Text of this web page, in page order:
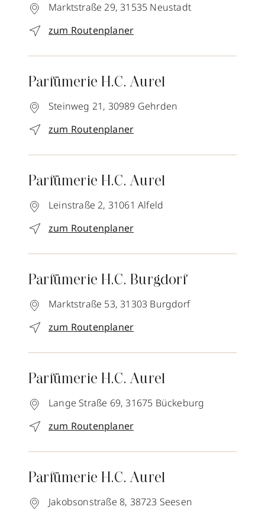
Marktstraße 29, 31535 Neustadt
zum Routenplaner
Parfümerie H.C. Aurel
Steinweg 21, 30989 Gehrden
zum Routenplaner
Parfümerie H.C. Aurel
Leinstraße 2, 31061 Alfeld
zum Routenplaner
Parfümerie H.C. Burgdorf
Marktstraße 53, 31303 Burgdorf
zum Routenplaner
Parfümerie H.C. Aurel
Lange Straße 69, 31675 Bückeburg
zum Routenplaner
Parfümerie H.C. Aurel
Jakobsonstraße 8, 38723 Seesen